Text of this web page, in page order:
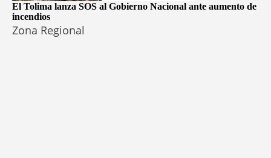
El Tolima lanza SOS al Gobierno Nacional ante aumento de
incendios
Zona Regional